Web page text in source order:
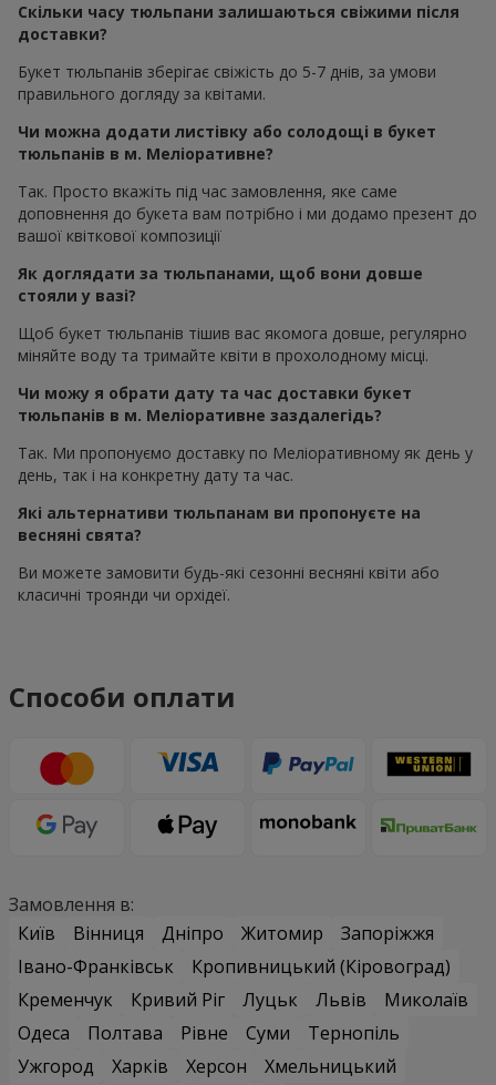
Скільки часу тюльпани залишаються свіжими після
доставки?
Букет тюльпанів зберігає свіжість до 5-7 днів, за умови
правильного догляду за квітами.
Чи можна додати листівку або солодощі в букет
тюльпанів в м. Меліоративне?
Так. Просто вкажіть під час замовлення, яке саме
доповнення до букета вам потрібно і ми додамо презент до
вашої квіткової композиції
Як доглядати за тюльпанами, щоб вони довше
стояли у вазі?
Щоб букет тюльпанів тішив вас якомога довше, регулярно
міняйте воду та тримайте квіти в прохолодному місці.
Чи можу я обрати дату та час доставки букет
тюльпанів в м. Меліоративне заздалегідь?
Так. Ми пропонуємо доставку по Меліоративному як день у
день, так і на конкретну дату та час.
Які альтернативи тюльпанам ви пропонуєте на
весняні свята?
Ви можете замовити будь-які сезонні весняні квіти або
класичні троянди чи орхідеї.
Способи оплати
Замовлення в:
Київ
Вінниця Дніпро Житомир
Запоріжжя
Івано-Франківськ
Кропивницький (Кіровоград)
Кременчук
Кривий Ріг Луцьк Львів
Миколаїв
Одеса
Полтава Рівне Суми
Тернопіль
Ужгород
Харків Херсон
Хмельницький